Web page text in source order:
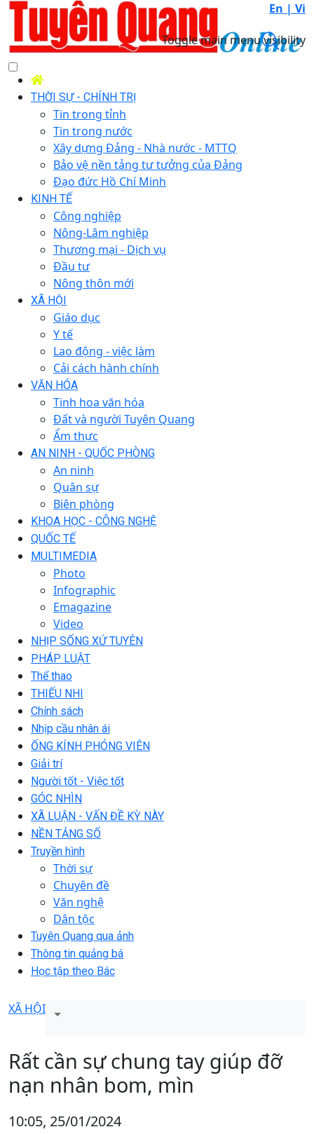
En | Vi
Toggle main menu visibility
THỜI SỰ - CHÍNH TRỊ
Tin trong tỉnh
Tin trong nước
Xây dựng Đảng - Nhà nước - MTTQ
Bảo vệ nền tảng tư tưởng của Đảng
Đạo đức Hồ Chí Minh
KINH TẾ
Công nghiệp
Nông-Lâm nghiệp
Thương mại - Dịch vụ
Đầu tư
Nông thôn mới
XÃ HỘI
Giáo dục
Y tế
Lao động - việc làm
Cải cách hành chính
VĂN HÓA
Tinh hoa văn hóa
Đất và người Tuyên Quang
Ẩm thực
AN NINH - QUỐC PHÒNG
An ninh
Quân sự
Biên phòng
KHOA HỌC - CÔNG NGHỆ
QUỐC TẾ
MULTIMEDIA
Photo
Infographic
Emagazine
Video
NHỊP SỐNG XỨ TUYÊN
PHÁP LUẬT
Thể thao
THIẾU NHI
Chính sách
Nhịp cầu nhân ái
ỐNG KÍNH PHÓNG VIÊN
Giải trí
Người tốt - Việc tốt
GÓC NHÌN
XÃ LUẬN - VẤN ĐỀ KỲ NÀY
NỀN TẢNG SỐ
Truyền hình
Thời sự
Chuyên đề
Văn nghệ
Dân tộc
Tuyên Quang qua ảnh
Thông tin quảng bá
Học tập theo Bác
XÃ HỘI
Rất cần sự chung tay giúp đỡ
nạn nhân bom, mìn
10:05, 25/01/2024